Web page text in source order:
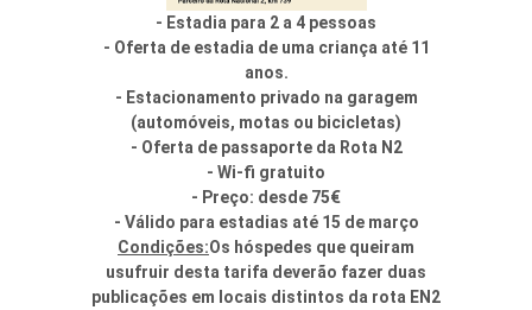
- Estadia para 2 a 4 pessoas
- Oferta de estadia de uma criança até 11
anos.
- Estacionamento privado na garagem
(automóveis, motas ou bicicletas)
- Oferta de passaporte da Rota N2
- Wi-fi gratuito
- Preço: desde 75€
- Válido para estadias até 15 de março
Condições:Os hóspedes que queiram
usufruir desta tarifa deverão fazer duas
publicações em locais distintos da rota EN2